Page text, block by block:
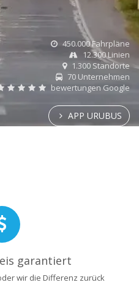
450.000 Fahrpläne
12.300 Linien
1.300 Standorte
70 Unternehmen
bewertungen Google
APP URUBUS
garantiert
wir die Differenz zurück